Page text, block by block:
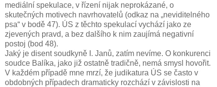
mediální spekulace, v řízení nijak neprokázané, o
skutečných motivech navrhovatelů (odkaz na „neviditelného
psa“ v bodě 47). ÚS z těchto spekulací vychází jako ze
zjevených pravd, a bez dalšího k nim zaujímá negativní
postoj (bod 48).
Jaký je disent soudkyně I. Janů, zatím nevíme. O konkurenci
soudce Balíka, jako již ostatně tradičně, nemá smysl hovořit.
V každém případě mne mrzí, že judikatura ÚS se často v
obdobných případech dramaticky rozchází v závislosti na